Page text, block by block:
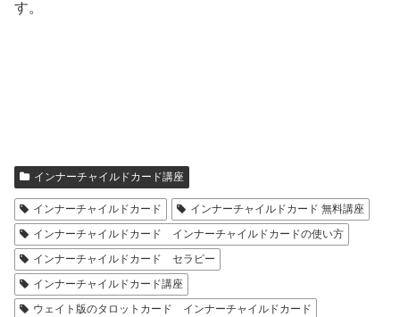
す。
インナーチャイルドカード講座
インナーチャイルドカード
インナーチャイルドカード 無料講座
インナーチャイルドカード インナーチャイルドカードの使い方
インナーチャイルドカード セラピー
インナーチャイルドカード講座
ウェイト版のタロットカード インナーチャイルドカード